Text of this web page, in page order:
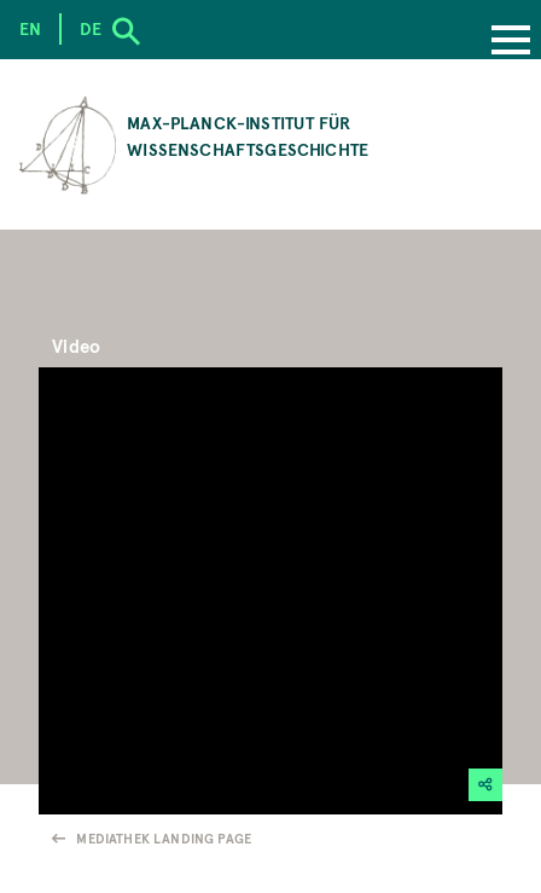
CONTENT
MAX-PLANCK-INSTITUT FÜR
WISSENSCHAFTSGESCHICHTE
EN DE
Video
MEDIATHEK LANDING PAGE